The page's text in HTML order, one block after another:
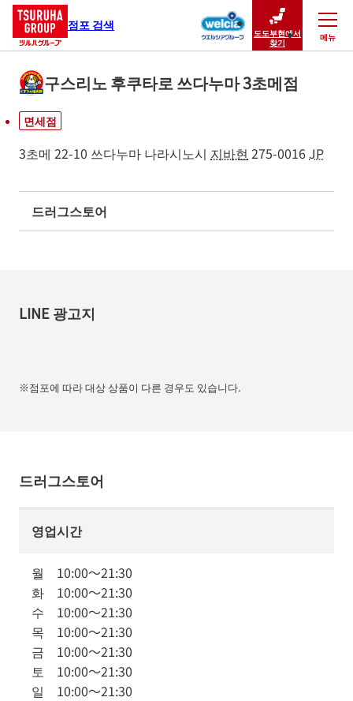
점포 검색
도도부현에서
찾기
메뉴
닫기
구스리노 후쿠타로 쓰다누마 3초메점
면세점
3초메 22-10 쓰다누마 나라시노시 지바현 275-0016JP
드러그스토어
LINE 광고지
※점포에 따라 대상 상품이 다른 경우도 있습니다.
드러그스토어
영업시간
월 10:00～21:30
화 10:00～21:30
수 10:00～21:30
목 10:00～21:30
금 10:00～21:30
토 10:00～21:30
일 10:00～21:30